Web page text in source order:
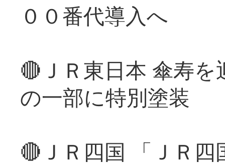
００番代導入へ
🔴ＪＲ東日本 傘寿
の一部に特別塗装
🔴ＪＲ四国 「ＪＲ